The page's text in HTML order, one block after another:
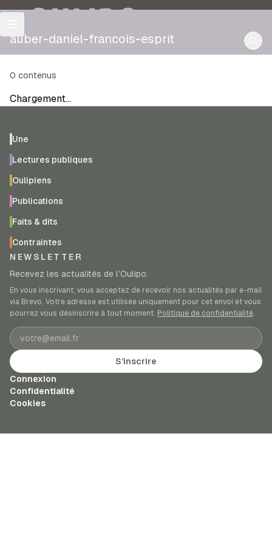
OULIPO
auber-daniel-francois-esprit
0 contenus
Chargement…
Une
Lectures publiques
Oulipiens
Publications
Faits & dits
Contraintes
NEWSLETTER
Recevez les actualités de l’Oulipo.
En vous inscrivant, vous acceptez de recevoir nos actualités par e-mail
via Brevo. Votre adresse est utilisée uniquement pour cet envoi et vous
pourrez vous désinscrire à tout moment. Politique de confidentialité.
Adresse e-mail
S’inscrire
Connexion
Confidentialité
Cookies